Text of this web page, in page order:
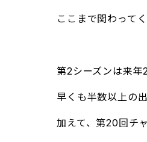
ここまで関わって
第2シーズンは来年
早くも半数以上の
加えて、第20回チ